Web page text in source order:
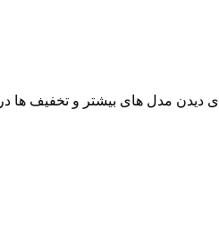
دیدن مدل های بیشتر و تخفیف ها در